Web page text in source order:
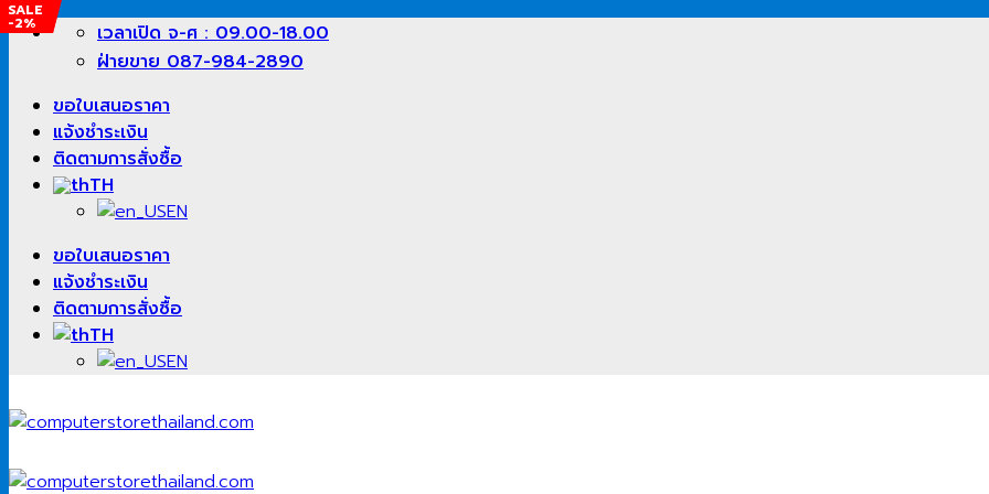
ข้าม
เนื้อหา
เวลาเปิด จ-ศ : 09.00-18.00
ฝ่ายขาย 087-984-2890
ขอใบเสนอราคา
แจ้งชำระเงิน
ติดตามการสั่งซื้อ
TH
EN
ขอใบเสนอราคา
แจ้งชำระเงิน
ติดตามการสั่งซื้อ
TH
EN
SALE
-2%
SALE
-22%
SALE
-13%
SALE
-14%
SALE
-27%